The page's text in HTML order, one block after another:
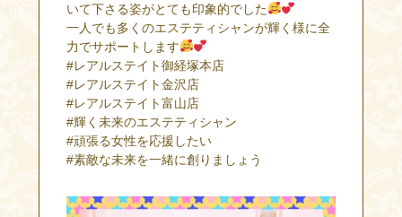
いて下さる姿がとても印象的でした
一人でも多くのエステティシャンが輝く様に全
力でサポートします
#レアルステイト御経塚本店
#レアルステイト金沢店
#レアルステイト富山店
#輝く未来のエステティシャン
#頑張る女性を応援したい
#素敵な未来を一緒に創りましょう